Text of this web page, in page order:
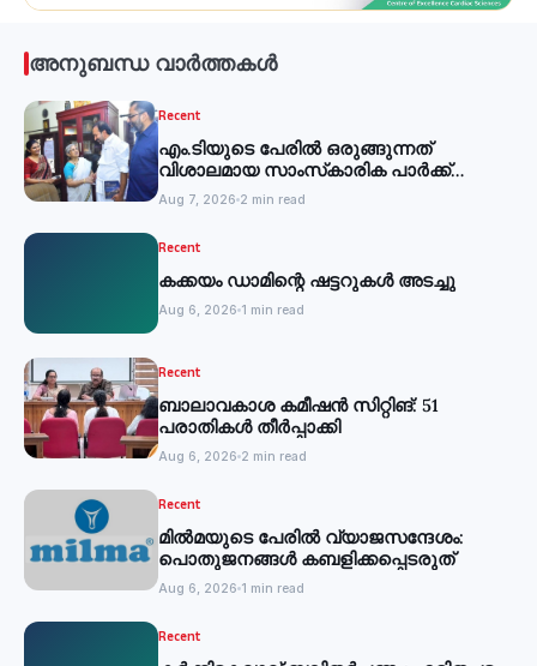
അനുബന്ധ വാർത്തകൾ
Recent
എം.ടിയുടെ പേരില്‍ ഒരുങ്ങുന്നത്
വിശാലമായ സാംസ്‌കാരിക പാര്‍ക്ക്
-മന്ത്രി
Aug 7, 2026 2 min read
Recent
കക്കയം ഡാമിന്റെ ഷട്ടറുകള്‍ അടച്ചു
Aug 6, 2026 1 min read
Recent
ബാലാവകാശ കമീഷന്‍ സിറ്റിങ്: 51
പരാതികള്‍ തീര്‍പ്പാക്കി
Aug 6, 2026 2 min read
Recent
മില്‍മയുടെ പേരില്‍ വ്യാജസന്ദേശം:
പൊതുജനങ്ങള്‍ കബളിക്കപ്പെടരുത്
Aug 6, 2026 1 min read
Recent